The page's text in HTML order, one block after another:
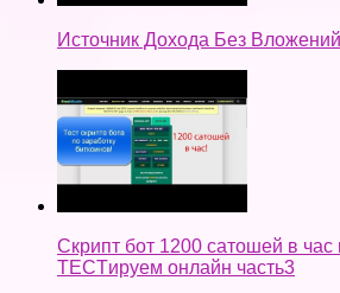
Источник Дохода Без
Скрипт бот 1200 сатошей в час
TECTируем онлайн часть3